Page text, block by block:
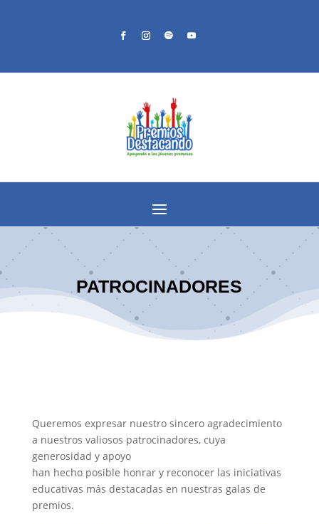
PATROCINADORES
Queremos expresar nuestro sincero agradecimiento
a nuestros valiosos patrocinadores, cuya
generosidad y apoyo
han hecho posible honrar y reconocer las iniciativas
educativas más destacadas en nuestras galas de
premios.